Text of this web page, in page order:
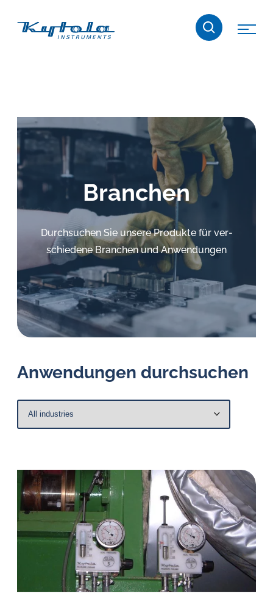
to
produziert
Produkte
für
die
Durchflussmessung,
Ölschmierung
Wasser-
Öl-
Herausforderungen.
Branchen
Durchsuchen Sie unsere Produkte für ver­
schie­de­ne Branchen und Anwendungen
Anwendungen durchsuchen